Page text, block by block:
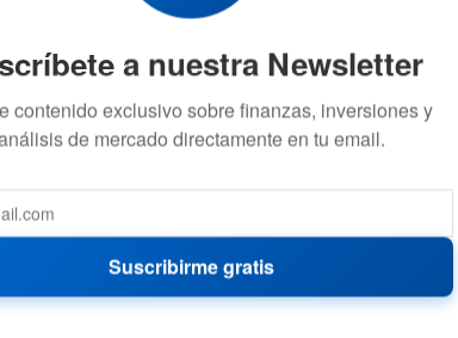
infraestructura criptográfica utilizada
volverse vulnerable ante futuras
citados es la capacidad del algoritmo de Shor
expuestas.
a nuestra Newsletter
contenido exclusivo sobre finanzas, inversiones y
de mercado directamente en tu email.
Suscribirme gratis